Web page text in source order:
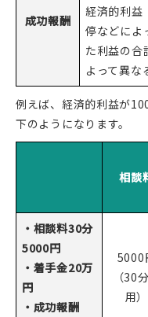
成功報酬
経済的利益
停などによ
た利益の合
よって異な
例えば、経済的利益が
下のようになります。
相談
・相談料30分
5000円
・着手金20万
円
・成功報酬
5000
（30
用）